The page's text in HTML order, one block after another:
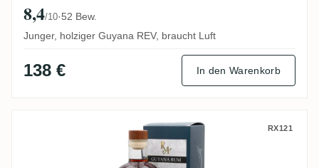
8,4/10·52 Bew.
Junger, holziger Guyana REV, braucht Luft
138 € In den Warenkorb
Enmore RA Guyana Rum REV 1994 RX121